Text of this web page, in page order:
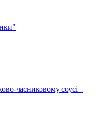
часниковому соусі –